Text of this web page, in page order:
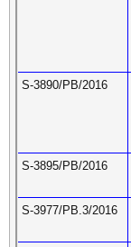
S-3890/PB/2016
S-3895/PB/2016
S-3977/PB.3/2016